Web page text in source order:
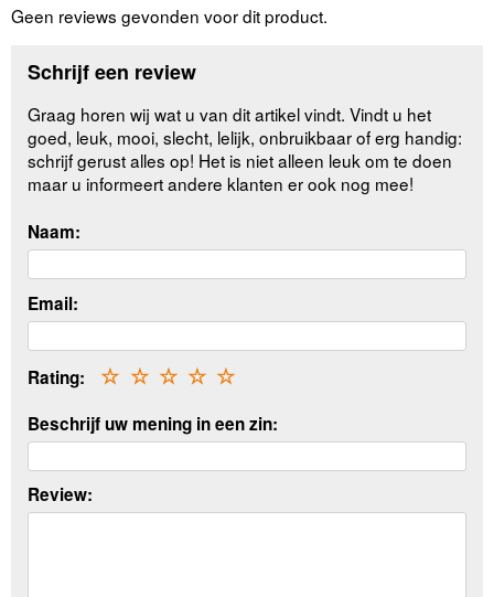
Geen reviews gevonden voor dit product.
Schrijf een review
Graag horen wij wat u van dit artikel vindt. Vindt u het
goed, leuk, mooi, slecht, lelijk, onbruikbaar of erg handig:
schrijf gerust alles op! Het is niet alleen leuk om te doen
maar u informeert andere klanten er ook nog mee!
Naam:
Email:
Rating: ☆
☆
☆
☆
☆
Beschrijf uw mening in een zin:
Review: